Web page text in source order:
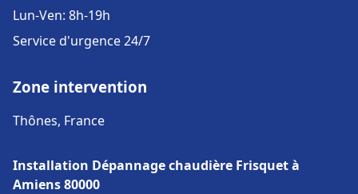
Lun-Ven: 8h-19h
Service d'urgence 24/7
Zone intervention
Thônes, France
Installation Dépannage chaudière Frisquet à
Amiens 80000